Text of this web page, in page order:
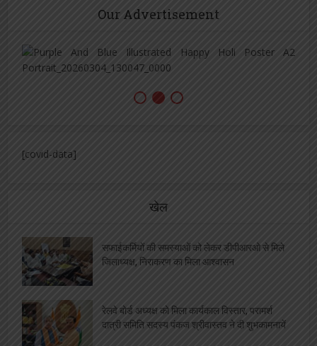
Our Advertisement
[covid-data]
खेल
सफाईकर्मियों की समस्याओं को लेकर डीपीआरओ से मिले
जिलाध्यक्ष, निराकरण का मिला आश्वासन
रेलवे बोर्ड अध्यक्ष को मिला कार्यकाल विस्तार, परामर्श
दात्री समिति सदस्य पंकज श्रीवास्तव ने दी शुभकामनायें